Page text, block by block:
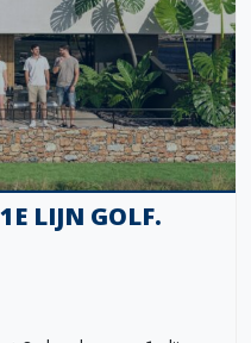
LIJN GOLF.